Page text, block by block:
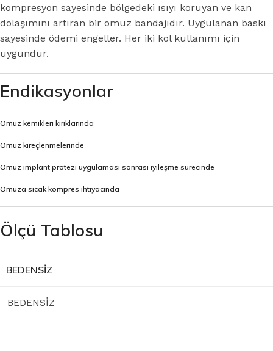
kompresyon sayesinde bölgedeki ısıyı koruyan ve kan
dolaşımını artıran bir omuz bandajıdır. Uygulanan baskı
sayesinde ödemi engeller. Her iki kol kullanımı için
uygundur.
Endikasyonlar
Omuz kemikleri kırıklarında
Omuz kireçlenmelerinde
Omuz implant protezi uygulaması sonrası iyileşme sürecinde
Omuza sıcak kompres ihtiyacında
Ölçü Tablosu
BEDENSİZ
BEDENSİZ